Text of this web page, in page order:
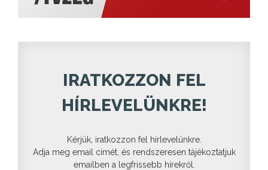
IRATKOZZON FEL
HÍRLEVELÜNKRE!
Kérjük, iratkozzon fel hírlevelünkre.
Adja meg email címét, és rendszeresen tájékoztatjuk
emailben a legfrissebb hírekről.